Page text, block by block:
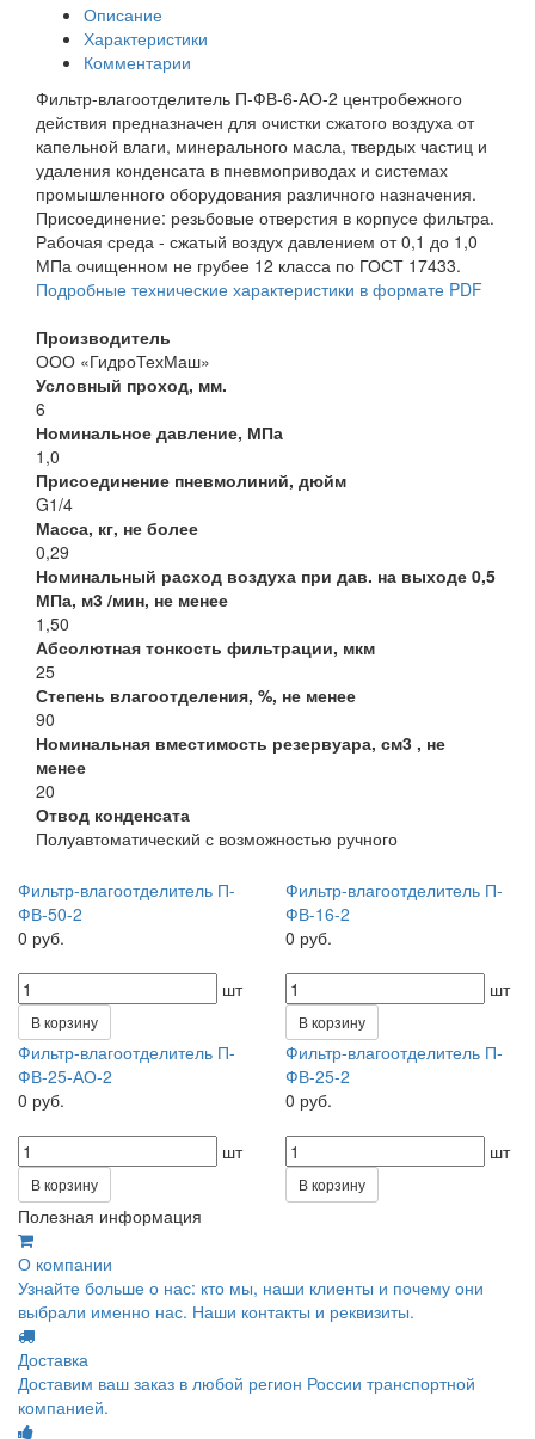
Описание
Характеристики
Комментарии
Фильтр-влагоотделитель П-ФВ-6-АО-2 центробежного
действия предназначен для очистки сжатого воздуха от
капельной влаги, минерального масла, твердых частиц и
удаления конденсата в пневмоприводах и системах
промышленного оборудования различного назначения.
Присоединение: резьбовые отверстия в корпусе фильтра.
Рабочая среда - сжатый воздух давлением от 0,1 до 1,0
МПа очищенном не грубее 12 класса по ГОСТ 17433.
Подробные технические характеристики в формате PDF
Производитель
ООО «ГидроТехМаш»
Условный проход, мм.
6
Номинальное давление, МПа
1,0
Присоединение пневмолиний, дюйм
G1/4
Масса, кг, не более
0,29
Номинальный расход воздуха при дав. на выходе 0,5
МПа, м3 /мин, не менее
1,50
Абсолютная тонкость фильтрации, мкм
25
Степень влагоотделения, %, не менее
90
Номинальная вместимость резервуара, см3 , не
менее
20
Отвод конденсата
Полуавтоматический с возможностью ручного
Фильтр-влагоотделитель П-
ФВ-50-2
0 руб.
шт
В корзину
Фильтр-влагоотделитель П-
ФВ-16-2
0 руб.
шт
В корзину
Фильтр-влагоотделитель П-
ФВ-25-АО-2
0 руб.
шт
В корзину
Фильтр-влагоотделитель П-
ФВ-25-2
0 руб.
шт
В корзину
Полезная информация
О компании
Узнайте больше о нас: кто мы, наши клиенты и почему они
выбрали именно нас. Наши контакты и реквизиты.
Доставка
Доставим ваш заказ в любой регион России транспортной
компанией.